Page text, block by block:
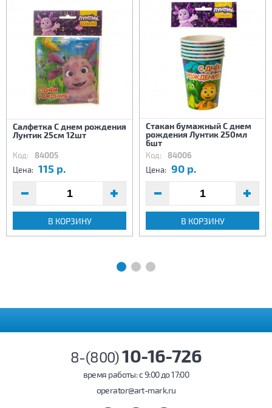
Салфетка С днем рождения
Лунтик 25см 12шт
Код: 84005
Цена: 115 р.
В КОРЗИНУ
Стакан бумажный С днем
рождения Лунтик 250мл
6шт
Код: 84006
Цена: 90 р.
В КОРЗИНУ
8-(800)10-16-726
время работы: c 9:00 до 17:00
operator@art-mark.ru